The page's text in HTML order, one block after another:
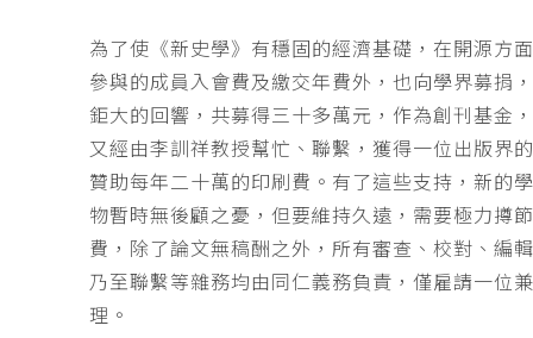
為了使《新史學》有穩固的經濟基礎，在開源方
參與的成員入會費及繳交年費外，也向學界募捐
鉅大的回響，共募得三十多萬元，作為創刊基金
又經由李訓祥教授幫忙、聯繫，獲得一位出版界
贊助每年二十萬的印刷費。有了這些支持，新的
物暫時無後顧之憂，但要維持久遠，需要極力撙
費，除了論文無稿酬之外，所有審查、校對、編
乃至聯繫等雜務均由同仁義務負責，僅雇請一位
理。